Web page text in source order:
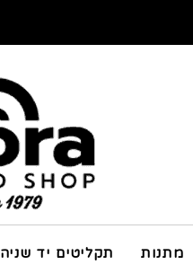
מתנות תקליטים יד שניה